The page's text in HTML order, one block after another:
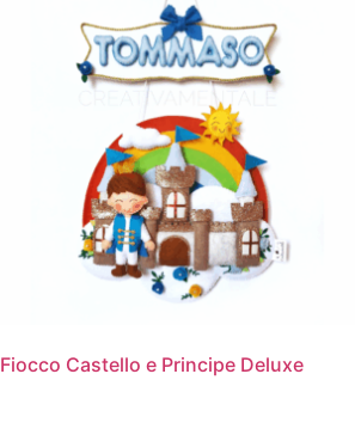
Fiocco Castello e Principe Deluxe